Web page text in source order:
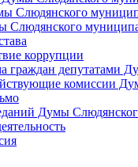
Слюдянского
Слюдянского
коррупции
граждан депутатами
комиссии
Думы